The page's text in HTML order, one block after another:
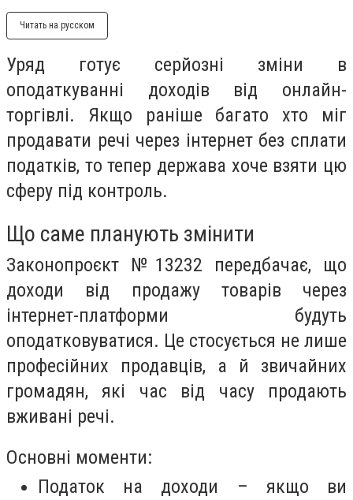
Читать на русском
Уряд готує серйозні зміни в
оподаткуванні доходів від онлайн-
торгівлі. Якщо раніше багато хто міг
продавати речі через інтернет без сплати
податків, то тепер держава хоче взяти цю
сферу під контроль.
Що саме планують змінити
Законопроєкт №13232 передбачає, що
доходи від продажу товарів через
інтернет-платформи будуть
оподатковуватися. Це стосується не лише
професійних продавців, а й звичайних
громадян, які час від часу продають
вживані речі.
Основні моменти:
Податок на доходи – якщо ви